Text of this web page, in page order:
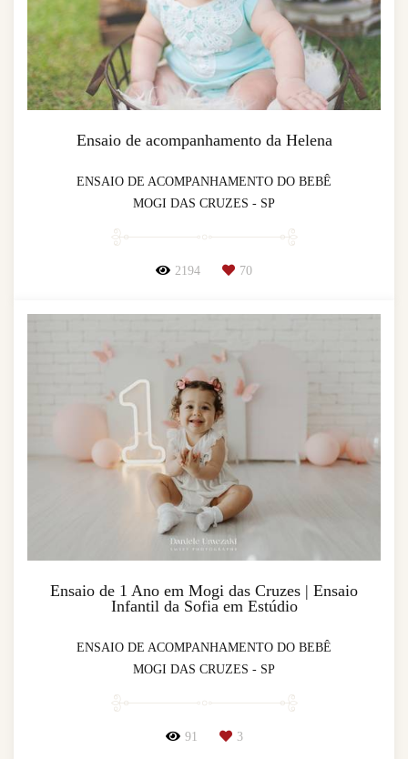
Ensaio de acompanhamento da Helena
ENSAIO DE ACOMPANHAMENTO DO BEBÊ
MOGI DAS CRUZES - SP
2194 70
Ensaio de 1 Ano em Mogi das Cruzes | Ensaio
Infantil da Sofia em Estúdio
ENSAIO DE ACOMPANHAMENTO DO BEBÊ
MOGI DAS CRUZES - SP
91 3